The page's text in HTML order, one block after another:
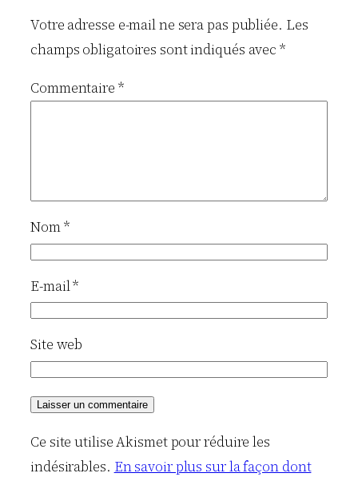
Votre adresse e-mail ne sera pas publiée. Les
champs obligatoires sont indiqués avec*
Commentaire *
Nom*
E-mail*
Site web
Ce site utilise Akismet pour réduire les
indésirables. En savoir plus sur la façon dont